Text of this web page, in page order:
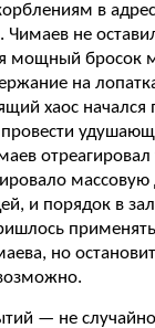
в
не
мощный бросок
на
хаос начался
массовую
и порядок в
но
— не